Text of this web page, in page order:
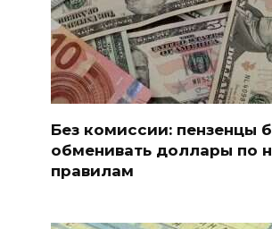
Без комиссии: пензенцы
обменивать доллары по
правилам